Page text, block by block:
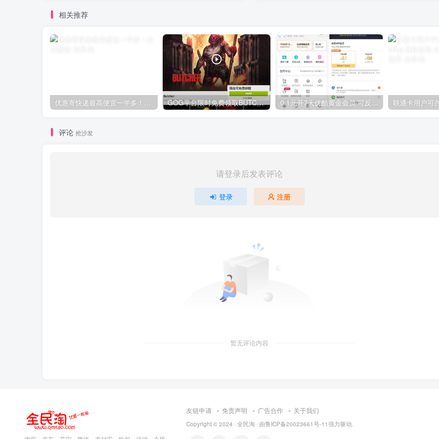
相关推荐
优惠寄快递最高便宜一半多！白鸽惠递 GOG平台限时免费领取BUTCHER（屠夫） 0.1元开7天优酷黄金会员 可反复开通需要关闭自动续费
评论 抢沙发
请登录后发表评论
登录 注册
暂无评论内容
友链申请 免责声明 广告合作 关于我们
Copyright © 2024 · 全民淘 · 由鲁ICP备20023661号-11强力驱动.